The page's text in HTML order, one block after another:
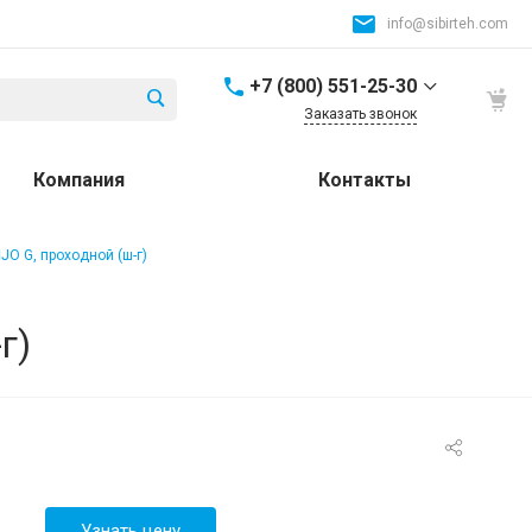
info@sibirteh.com
+7 (800) 551-25-30
Россия и СНГ
Заказать звонок
Компания Контакты
G, проходной (ш-г)